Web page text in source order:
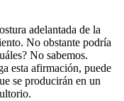
adelantada de la
No obstante podría
No sabemos.
esta afirmación, puede
se producirán en un